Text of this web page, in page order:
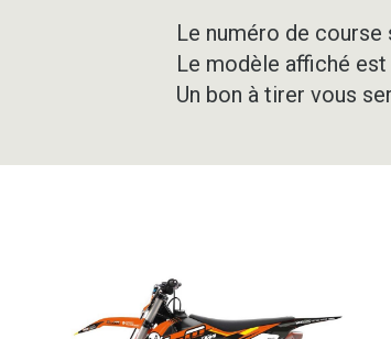
Le numéro de course
Le modèle affiché est
Un bon à tirer vous